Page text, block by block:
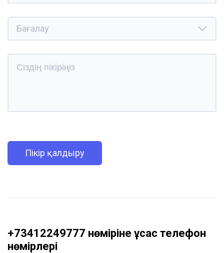
Пікір қалдыру
+73412249777 нөміріне ұқсас телефон
нөмірлері